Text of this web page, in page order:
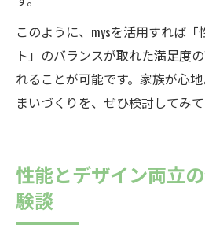
このように、mysを活用すれば
ト」のバランスが取れた満足度
れることが可能です。家族が心
まいづくりを、ぜひ検討してみて
性能とデザイン両立
験談